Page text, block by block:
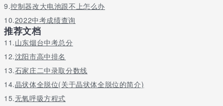
9.控制器改大电池跟不上怎么办
10.2022中考成绩查询
推荐文档
11.山东烟台中考总分
12.沈阳市高中排名
13.石家庄二中录取分数线
14.晶状体全脱位(关于晶状体全脱位的简介)
15.无氧呼吸方程式